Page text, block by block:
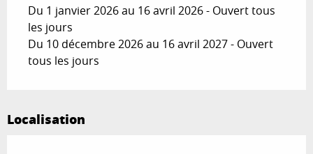
Du 1 janvier 2026 au 16 avril 2026 - Ouvert tous
les jours
Du 10 décembre 2026 au 16 avril 2027 - Ouvert
tous les jours
Localisation